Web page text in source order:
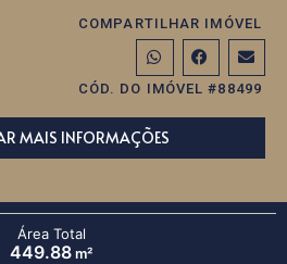
COMPARTILHAR IMÓVEL
CÓD. DO IMÓVEL #88499
MAIS INFORMAÇÕES
Área Total
449.88 m²